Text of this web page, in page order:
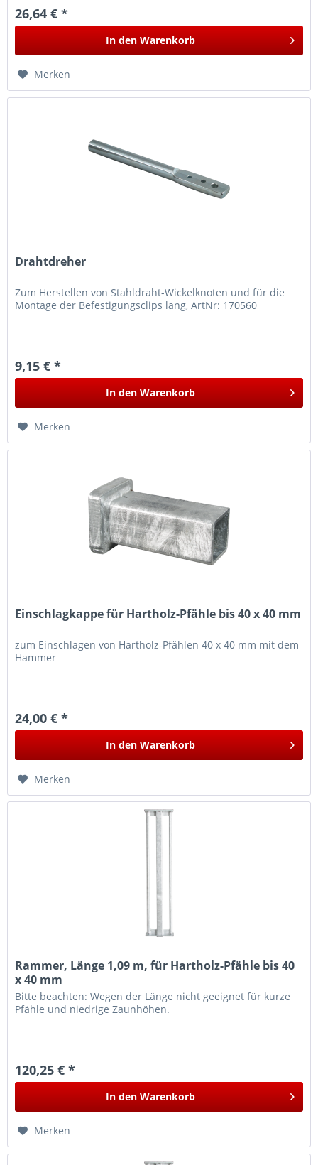
26,64 € *
In den Warenkorb
Merken
Drahtdreher
Zum Herstellen von Stahldraht-Wickelknoten und für die
Montage der Befestigungsclips lang, ArtNr: 170560
9,15 € *
In den Warenkorb
Merken
Einschlagkappe für Hartholz-Pfähle bis 40 x 40 mm
zum Einschlagen von Hartholz-Pfählen 40 x 40 mm mit dem
Hammer
24,00 € *
In den Warenkorb
Merken
Rammer, Länge 1,09 m, für Hartholz-Pfähle bis 40
x 40 mm
Bitte beachten: Wegen der Länge nicht geeignet für kurze
Pfähle und niedrige Zaunhöhen.
120,25 € *
In den Warenkorb
Merken